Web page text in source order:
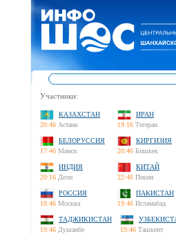
Участники:
КАЗАХСТАН
20:46 Астана
ИРАН
19:16 Тегеран
БЕЛОРУССИЯ
17:46 Минск
КИРГИЗИЯ
20:46 Бишкек
ИНДИЯ
20:16 Дели
КИТАЙ
22:46 Пекин
РОССИЯ
18:46 Москва
ПАКИСТАН
19:46 Исламабад
ТАДЖИКИСТАН
19:46 Душанбе
19:46 Ташкент